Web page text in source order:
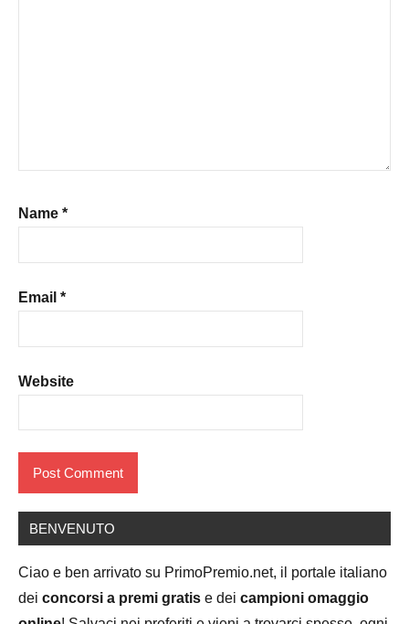
Name *
Email *
Website
BENVENUTO
Ciao e ben arrivato su PrimoPremio.net, il portale italiano
dei concorsi a premi gratis e dei campioni omaggio